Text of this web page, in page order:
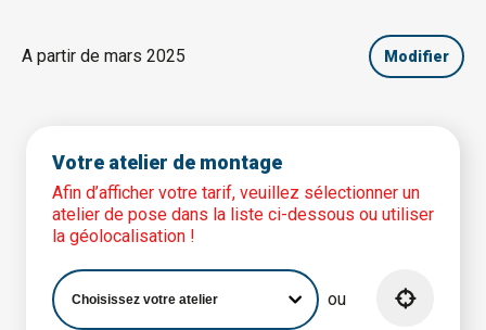
A partir de mars 2025 Modifier
Votre atelier de montage
Afin d’afficher votre tarif, veuillez sélectionner un
atelier de pose dans la liste ci-dessous ou utiliser
la géolocalisation !
ou